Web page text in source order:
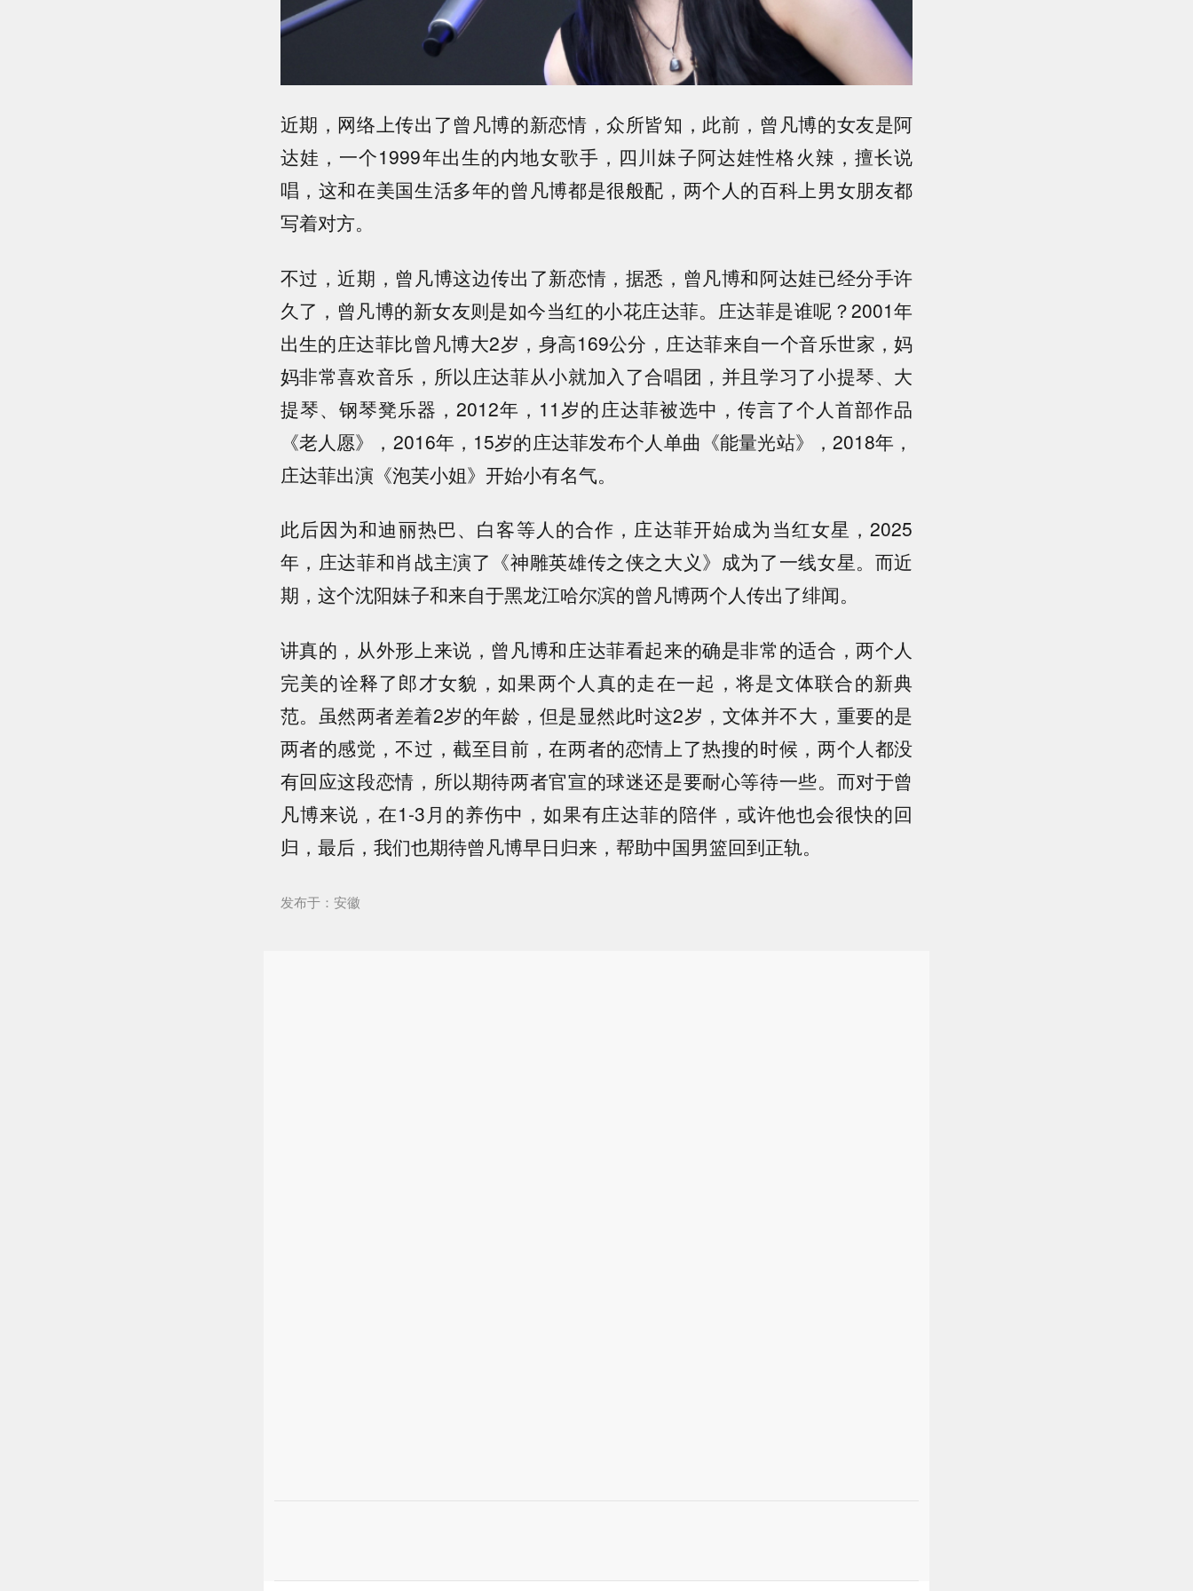
近期，网络上传出了曾凡博的新恋情，众所皆知，此前，曾凡博的女友是阿
达娃，一个1999年出生的内地女歌手，四川妹子阿达娃性格火辣，擅长说
唱，这和在美国生活多年的曾凡博都是很般配，两个人的百科上男女朋友都
写着对方。
不过，近期，曾凡博这边传出了新恋情，据悉，曾凡博和阿达娃已经分手许
久了，曾凡博的新女友则是如今当红的小花庄达菲。庄达菲是谁呢？2001年
出生的庄达菲比曾凡博大2岁，身高169公分，庄达菲来自一个音乐世家，妈
妈非常喜欢音乐，所以庄达菲从小就加入了合唱团，并且学习了小提琴、大
提琴、钢琴凳乐器，2012年，11岁的庄达菲被选中，传言了个人首部作品
《老人愿》，2016年，15岁的庄达菲发布个人单曲《能量光站》，2018年，
庄达菲出演《泡芙小姐》开始小有名气。
此后因为和迪丽热巴、白客等人的合作，庄达菲开始成为当红女星，2025
年，庄达菲和肖战主演了《神雕英雄传之侠之大义》成为了一线女星。而近
期，这个沈阳妹子和来自于黑龙江哈尔滨的曾凡博两个人传出了绯闻。
讲真的，从外形上来说，曾凡博和庄达菲看起来的确是非常的适合，两个人
完美的诠释了郎才女貌，如果两个人真的走在一起，将是文体联合的新典
范。虽然两者差着2岁的年龄，但是显然此时这2岁，文体并不大，重要的是
两者的感觉，不过，截至目前，在两者的恋情上了热搜的时候，两个人都没
有回应这段恋情，所以期待两者官宣的球迷还是要耐心等待一些。而对于曾
凡博来说，在1-3月的养伤中，如果有庄达菲的陪伴，或许他也会很快的回
归，最后，我们也期待曾凡博早日归来，帮助中国男篮回到正轨。
发布于：安徽